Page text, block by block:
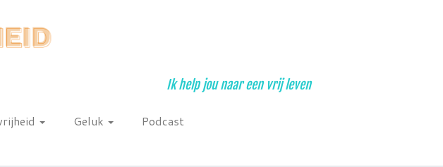
Ik help jou naar een vrij leven
Geluk
Podcast